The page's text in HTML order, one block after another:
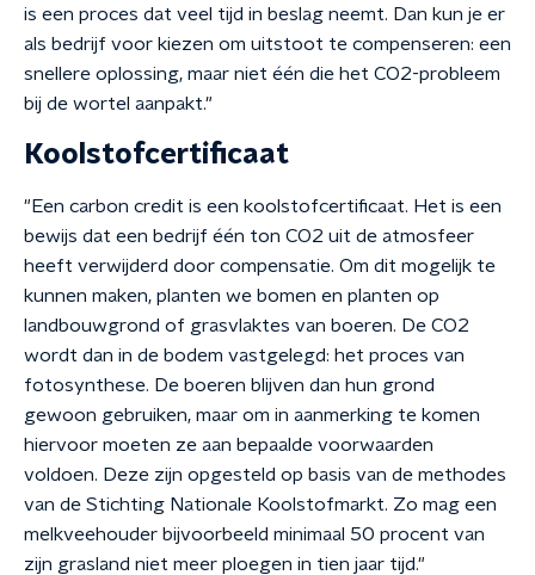
is een proces dat veel tijd in beslag neemt. Dan kun je er
als bedrijf voor kiezen om uitstoot te compenseren: een
snellere oplossing, maar niet één die het CO2-probleem
bij de wortel aanpakt."
Koolstofcertificaat
"Een carbon credit is een koolstofcertificaat. Het is een
bewijs dat een bedrijf één ton CO2 uit de atmosfeer
heeft verwijderd door compensatie. Om dit mogelijk te
kunnen maken, planten we bomen en planten op
landbouwgrond of grasvlaktes van boeren. De CO2
wordt dan in de bodem vastgelegd: het proces van
fotosynthese. De boeren blijven dan hun grond
gewoon gebruiken, maar om in aanmerking te komen
hiervoor moeten ze aan bepaalde voorwaarden
voldoen. Deze zijn opgesteld op basis van de methodes
van de Stichting Nationale Koolstofmarkt. Zo mag een
melkveehouder bijvoorbeeld minimaal 50 procent van
zijn grasland niet meer ploegen in tien jaar tijd."